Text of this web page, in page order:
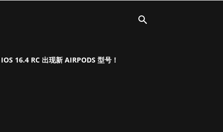
16.4 RC 出现新 AIRPODS 型号！